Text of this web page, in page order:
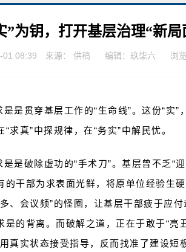
”为钥，打开基层治理“新局
01 08:39 来源： 供稿 编辑：玖柒六 浏
是是贯穿基层工作的“生命线”。这份“实
“求真”中探规律，在“务实”中解民忧。
是是破除虚功的“手术刀”。基层曾不乏“
的干部为求表面光鲜，将原单位经验生
、会议频”的怪圈，让基层干部疲于应
是的背离。而破解之道，正在于敢于“
真实状态接受指导，反而找准了建设